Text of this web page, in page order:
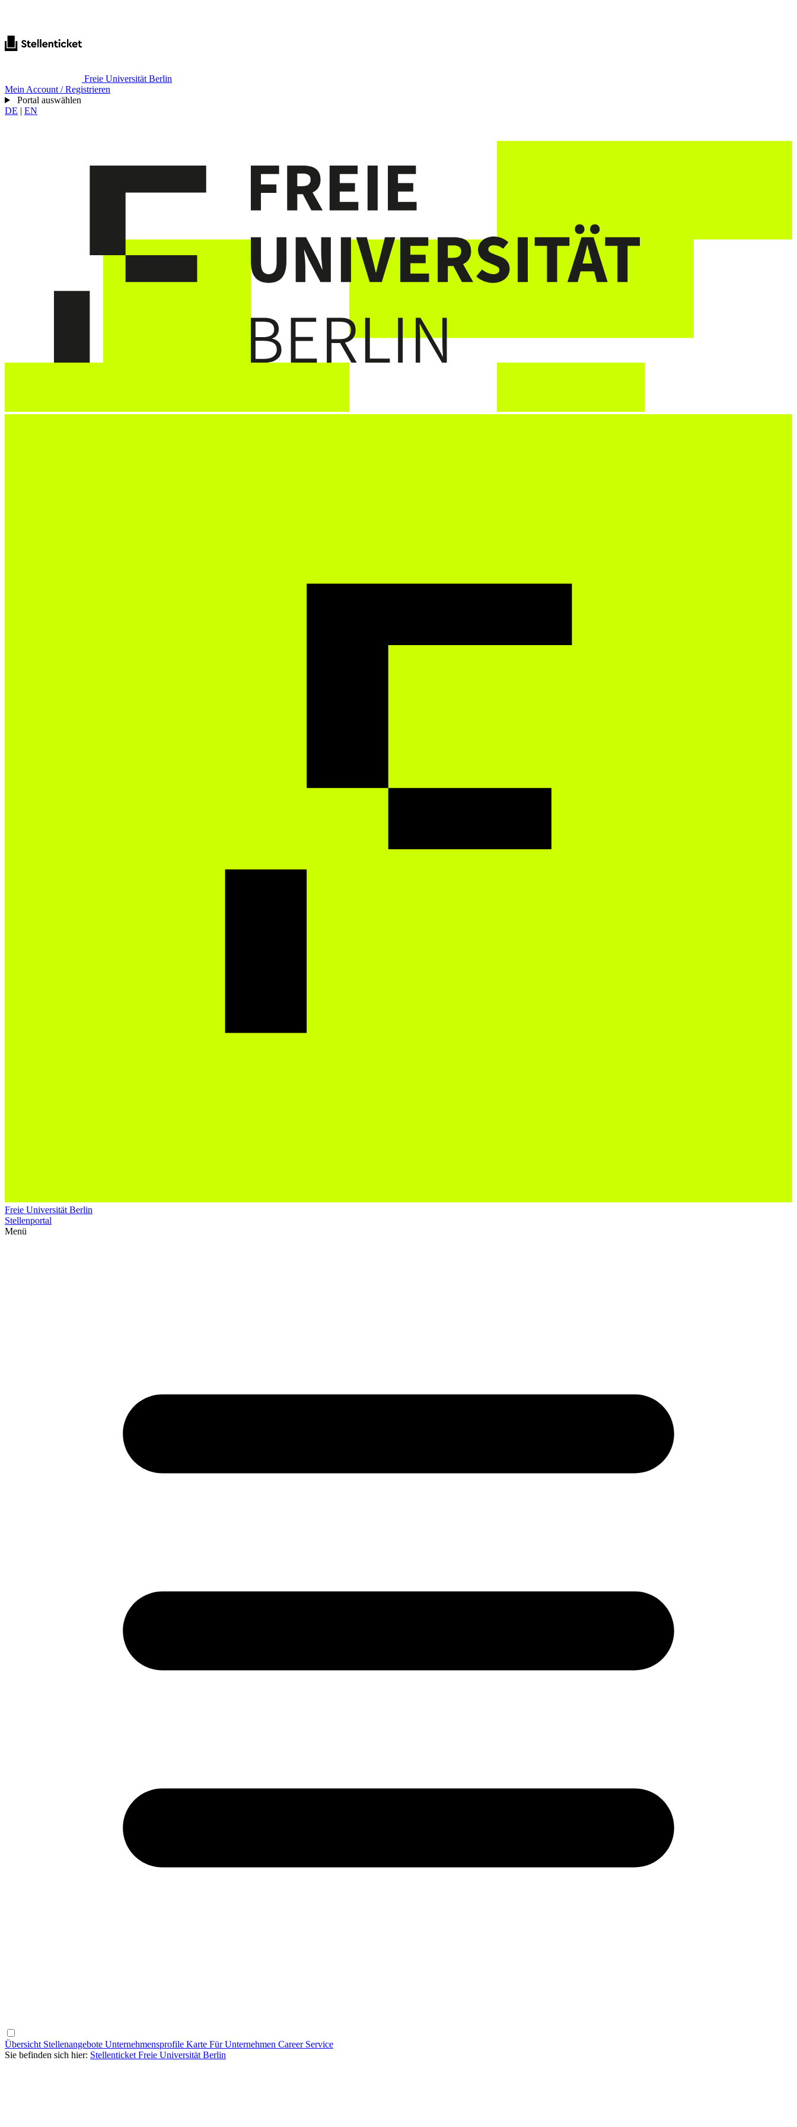
Freie Universität Berlin
Mein Account / Registrieren
Portal auswählen
DE | EN
Freie Universität Berlin
Stellenportal
Menü
Übersicht Stellenangebote Unternehmensprofile Karte Für Unternehmen Career Service
Sie befinden sich hier: Stellenticket Freie Universität Berlin